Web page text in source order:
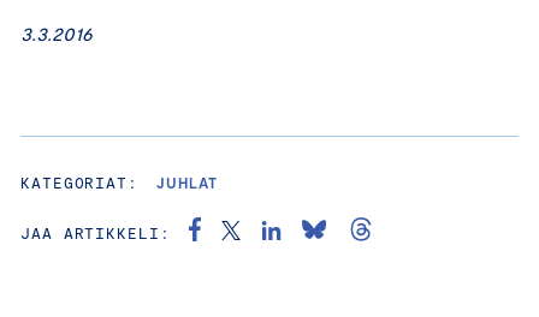
3.3.2016
KATEGORIAT: JUHLAT
JAA ARTIKKELI: